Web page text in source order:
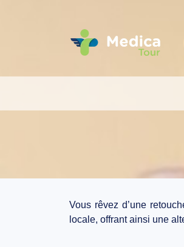
Vous rêvez d’une
locale, offrant ainsi une